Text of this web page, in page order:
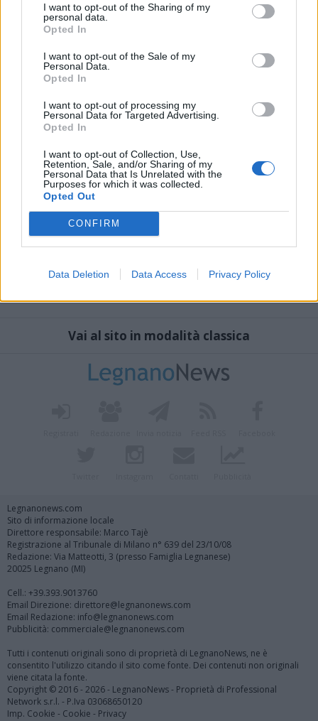
I want to opt-out of the Sharing of my
personal data.
Opted In
I want to opt-out of the Sale of my
Personal Data.
Opted In
I want to opt-out of processing my
Personal Data for Targeted Advertising.
Opted In
I want to opt-out of Collection, Use,
Retention, Sale, and/or Sharing of my
Personal Data that Is Unrelated with the
Purposes for which it was collected.
Opted Out
CONFIRM
Data Deletion Data Access Privacy Policy
L'email è richiesta ma non verrà mostrata ai visitatori. Il contenuto di questo
commento esprime il pensiero dell'autore e non rappresenta la linea editoriale
di VareseNews.it, che rimane autonoma e indipendente. I messaggi inclusi nei
che includano uno o più link a siti esterni verranno rimossi in automatico dal
Vai al sito in modalità classica
Legnanonews.com
Sito di informazione locale
Direttore responsabile: Marco Tajè
Registrazione al Tribunale di Milano n° 639 del 23/10/08
Redazione: Via Matteotti, 3 (presso Famiglia Legnanese)
20025 Legnano (MI)
Cell.: +39.393.9013760
Email Direzione: direttore@legnanonews.com
Email Redazione: info@legnanonews.com
Pubblicità: commerciale@legnanonews.com
Tutti i contenuti originali sono di proprietà di LegnanoNews, ne è
consentito l'utilizzo citando il sito come fonte. Dei contenuti non originali
viene citata la fonte.
Copyright © 2016 - 2026 - LegnanoNews - Proprietà di Professional
Network s.r.l. - P.Iva 03068650120
Imp. Cookie - Cookie - Privacy